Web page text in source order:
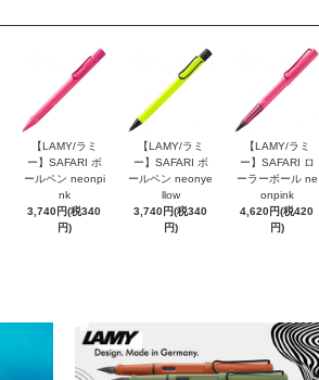
【LAMY/ラミ
ー】SAFARI ボ
ールペン neonpi
nk
3,740円(税340
円)
【LAMY/ラミ
ー】SAFARI ボ
ールペン neonye
llow
3,740円(税340
円)
【LAMY/ラミ
ー】SAFARI ロ
ーラーボール ne
onpink
4,620円(税420
円)